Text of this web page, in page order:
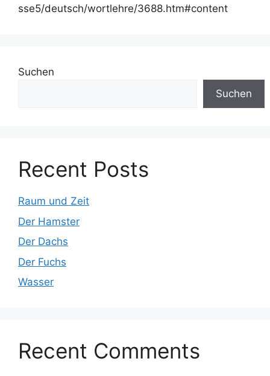
sse5/deutsch/wortlehre/3688.htm#content
Suchen
Suchen
Recent Posts
Raum und Zeit
Der Hamster
Der Dachs
Der Fuchs
Wasser
Recent Comments